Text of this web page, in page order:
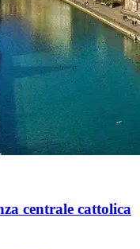
centrale cattolica